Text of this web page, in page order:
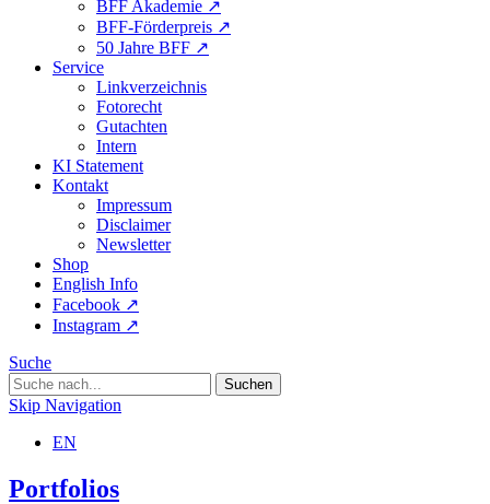
BFF Akademie ↗︎
BFF-Förderpreis ↗︎
50 Jahre BFF ↗︎
Service
Linkverzeichnis
Fotorecht
Gutachten
Intern
KI Statement
Kontakt
Impressum
Disclaimer
Newsletter
Shop
English Info
Facebook ↗︎
Instagram ↗︎
Suche
Skip Navigation
EN
Portfolios